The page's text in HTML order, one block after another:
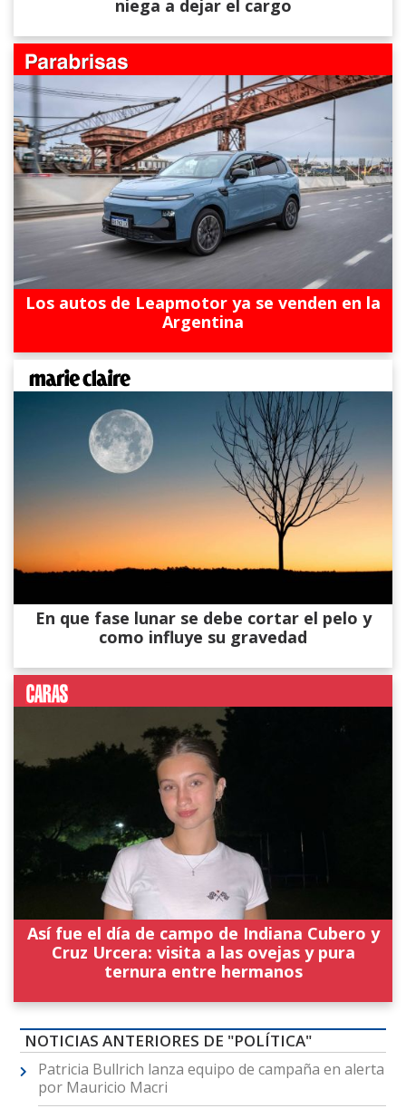
niega a dejar el cargo
Los autos de Leapmotor ya se venden en la
Argentina
En que fase lunar se debe cortar el pelo y
como influye su gravedad
Así fue el día de campo de Indiana Cubero y
Cruz Urcera: visita a las ovejas y pura
ternura entre hermanos
NOTICIAS ANTERIORES DE "POLÍTICA"
Patricia Bullrich lanza equipo de campaña en alerta
por Mauricio Macri